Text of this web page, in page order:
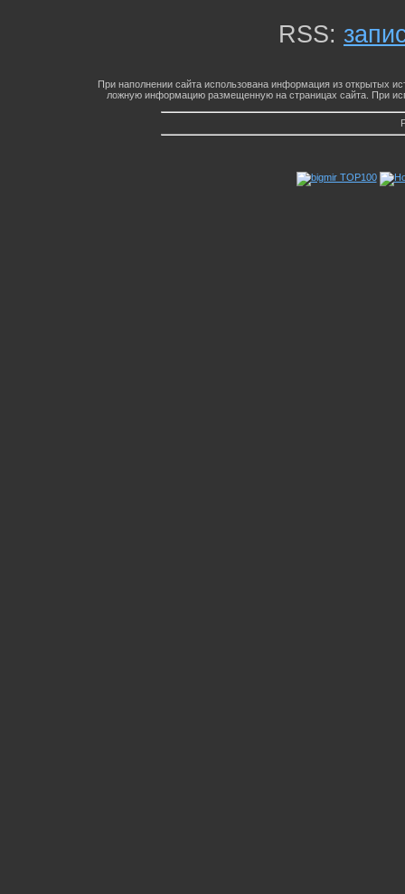
RSS:
При наполнении сайта использована информация из открытых
ложную информацию размещенную на страницах сайта. При